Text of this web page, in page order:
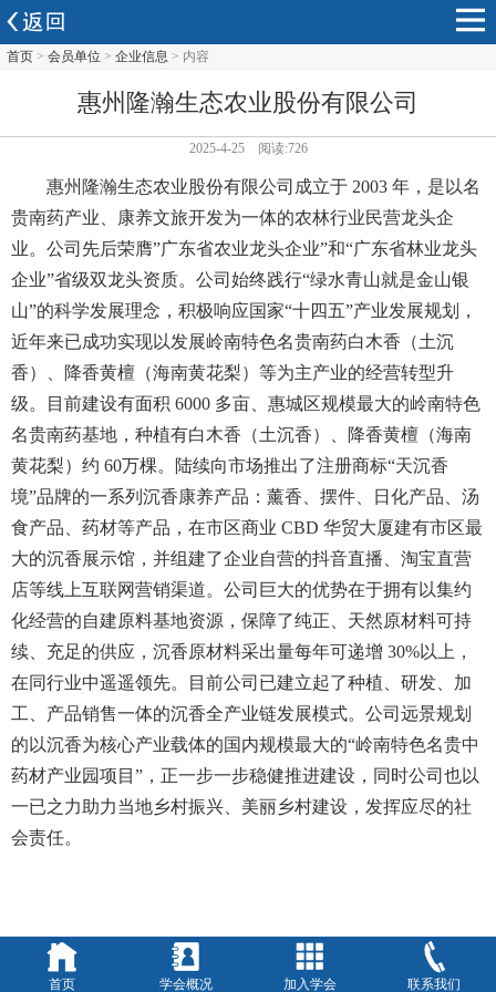
首页 > 会员单位 > 企业信息 > 内容
惠州隆瀚生态农业股份有限公司
2025-4-25 阅读:726
惠州隆瀚生态农业股份有限公司成立于 2003 年，是以名
贵南药产业、康养文旅开发为一体的农林行业民营龙头企
业。公司先后荣膺”广东省农业龙头企业”和“广东省林业龙头
企业”省级双龙头资质。公司始终践行“绿水青山就是金山银
山”的科学发展理念，积极响应国家“十四五”产业发展规划，
近年来已成功实现以发展岭南特色名贵南药白木香（土沉
香）、降香黄檀（海南黄花梨）等为主产业的经营转型升
级。目前建设有面积 6000 多亩、惠城区规模最大的岭南特色
名贵南药基地，种植有白木香（土沉香）、降香黄檀（海南
黄花梨）约 60万棵。陆续向市场推出了注册商标“天沉香
境”品牌的一系列沉香康养产品：薰香、摆件、日化产品、汤
食产品、药材等产品，在市区商业 CBD 华贸大厦建有市区最
大的沉香展示馆，并组建了企业自营的抖音直播、淘宝直营
店等线上互联网营销渠道。公司巨大的优势在于拥有以集约
化经营的自建原料基地资源，保障了纯正、天然原材料可持
续、充足的供应，沉香原材料采出量每年可递增 30%以上，
在同行业中遥遥领先。目前公司已建立起了种植、研发、加
工、产品销售一体的沉香全产业链发展模式。公司远景规划
的以沉香为核心产业载体的国内规模最大的“岭南特色名贵中
药材产业园项目”，正一步一步稳健推进建设，同时公司也以
一已之力助力当地乡村振兴、美丽乡村建设，发挥应尽的社
会责任。
首页 学会概况 加入学会 联系我们